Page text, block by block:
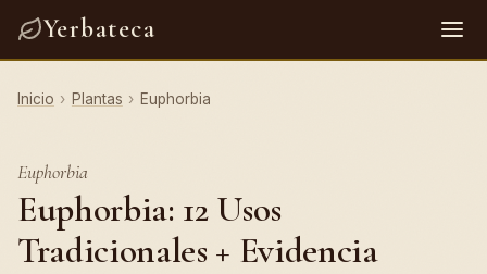
Yerbateca
Inicio › Plantas › Euphorbia
Euphorbia
Euphorbia: 12 Usos
Tradicionales + Evidencia